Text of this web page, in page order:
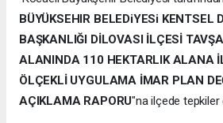
BÜYÜKSEHIR BELEDiYESi KENTSEL
BAŞKANLIĞI DİLOVASI İLÇESİ
ALANINDA 110 HEKTARLIK ALANA
ÖLÇEKLİ UYGULAMA İMAR PLAN
AÇIKLAMA RAPORU"na ilçede tepkiler